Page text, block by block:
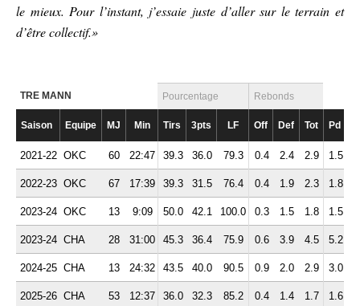
le mieux. Pour l’instant, j’essaie juste d’aller sur le terrain et
d’être collectif.»
TRE MANN Pourcentage Rebonds
Saison Equipe MJ Min Tirs 3pts LF Off Def Tot Pd
2021-22 OKC 60 22:47 39.3 36.0 79.3 0.4 2.4 2.9 1.5
2022-23 OKC 67 17:39 39.3 31.5 76.4 0.4 1.9 2.3 1.8
2023-24 OKC 13 9:09 50.0 42.1 100.0 0.3 1.5 1.8 1.5
2023-24 CHA 28 31:00 45.3 36.4 75.9 0.6 3.9 4.5 5.2
2024-25 CHA 13 24:32 43.5 40.0 90.5 0.9 2.0 2.9 3.0
2025-26 CHA 53 12:37 36.0 32.3 85.2 0.4 1.4 1.7 1.6